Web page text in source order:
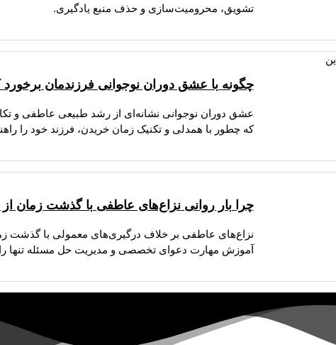
تشویق، محرومیت‌سازی و حذف منبع یادگیری.
چگونه با عشق دوران نوجوانی فرزندمان برخورد
عشق دوران نوجوانی نشانه‌ای از رشد طبیعی عاطفی و
که چطور با همدلی و تکنیک زمان خریدن، فرزند خود را
چرا بار روانی نزاع‌های عاطفی با گذشت زمان
نزاع‌های عاطفی بر خلاف درگیری‌های معمولی با گذشت
آموزش مهارت دعوای تخصصی و مدیریت حل مسئله تنها